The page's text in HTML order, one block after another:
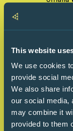
This website
We use cookies
provide social
We also share
our social media,
may combine it
provided to them
Rekisteröidy:
Kirjaudu